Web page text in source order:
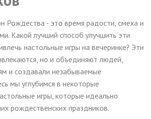
Рождества - это время радости, смеха и
Какой лучший способ улучшить эти
настольные игры на вечеринке? Эти
но и объединяют людей,
и создавали незабываемые
мы углубимся в некоторые
игры, которые идеально
рождественских праздников.